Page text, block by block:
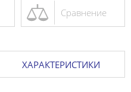
Сравнение
ХАРАКТЕРИСТИКИ